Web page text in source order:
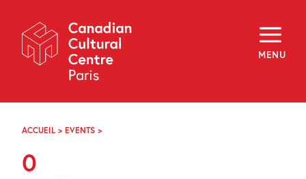
Navigation
MENU
About
Programming
Off-Site
Explore
Archives
ACCUEIL > EVENTS >
0